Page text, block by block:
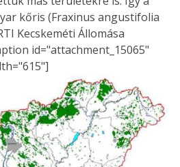
kőris (Fraxinus angustifolia
Kecskeméti Állomása
id="attachment_15065"